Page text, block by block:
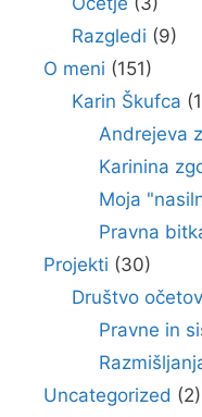
Razgledi (9)
O meni (151)
Karin Škufca
Andrejeva
Karinina
Moja
Pravna
Projekti (30)
Društvo očetov
Pravne in
Uncategorized (2)